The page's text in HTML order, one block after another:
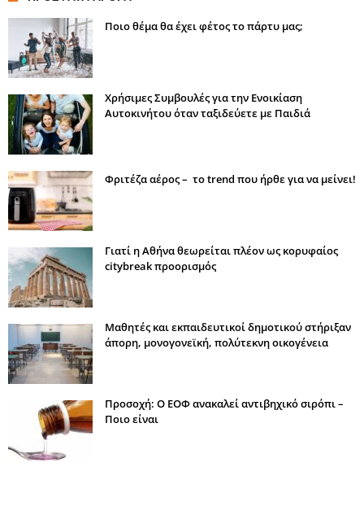
Ποιο θέμα θα έχει φέτος το πάρτυ μας;
Χρήσιμες Συμβουλές για την Ενοικίαση
Αυτοκινήτου όταν ταξιδεύετε με Παιδιά
Φριτέζα αέρος – το trend που ήρθε για να μείνει!
Γιατί η Αθήνα θεωρείται πλέον ως κορυφαίος
citybreak προορισμός
Μαθητές και εκπαιδευτικοί δημοτικού στήριξαν
άπορη, μονογονεϊκή, πολύτεκνη οικογένεια
Προσοχή: Ο ΕΟΦ ανακαλεί αντιβηχικό σιρόπι –
Ποιο είναι